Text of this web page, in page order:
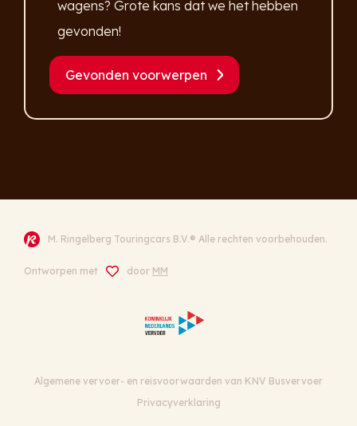
wagens? Grote kans dat we het hebben
gevonden!
Gevonden voorwerpen
M. Ringelberg Touringcars B.V.® Alle rechten voorbehouden.
Ontworpen met door MM
Algemene vervoer- en reisvoorwaarden van KNV Busvervoer
Privacyverklaring